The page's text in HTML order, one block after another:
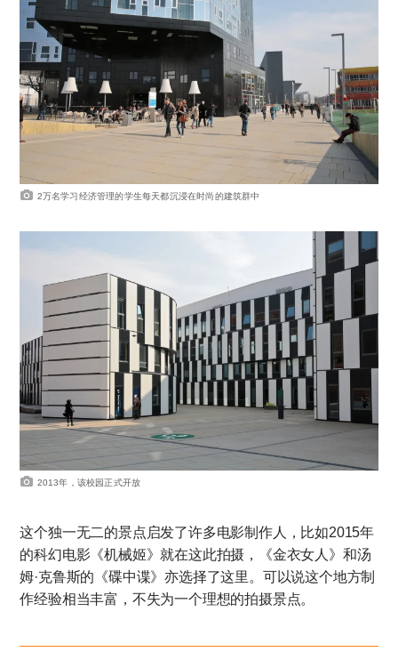
2万名学习经济管理的学生每天都沉浸在时尚的建筑群中
2013年，该校园正式开放
这个独一无二的景点启发了许多电影制作人，比如2015年
的科幻电影《机械姬》就在这此拍摄，《金衣女人》和汤
姆·克鲁斯的《碟中谍》亦选择了这里。可以说这个地方制
作经验相当丰富，不失为一个理想的拍摄景点。